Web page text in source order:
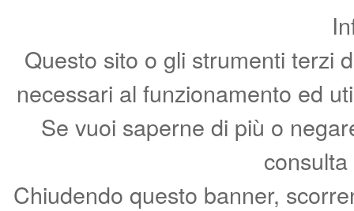
Questo sito o gli strumenti terzi
necessari al funzionamento ed
Se vuoi saperne di più o
Chiudendo questo banner,